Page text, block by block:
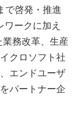
で啓発・推進
ワークに加え
務改革、生産
クロソフト社
エンドユーザ
パートナー企